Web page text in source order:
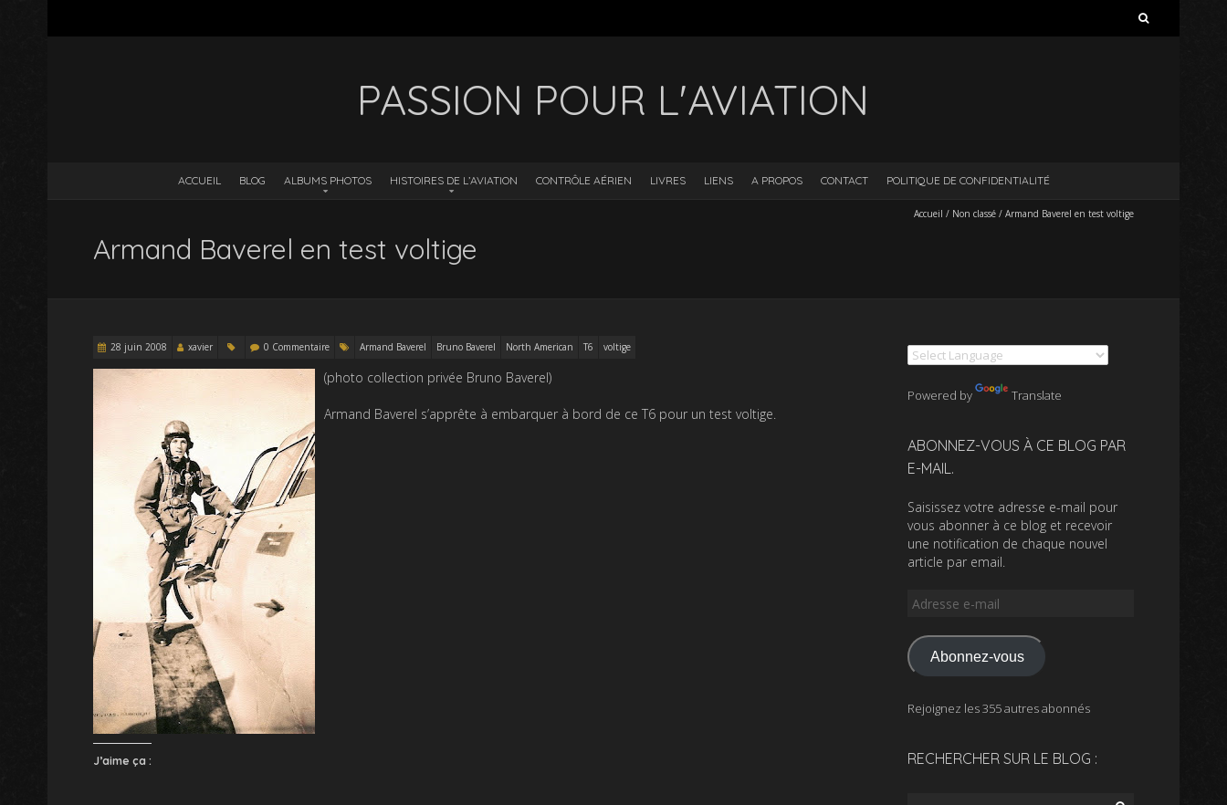
PASSION POUR L'AVIATION
ACCUEIL BLOG ALBUMS PHOTOS HISTOIRES DE L’AVIATION CONTRÔLE AÉRIEN LIVRES LIENS A PROPOS CONTACT POLITIQUE DE CONFIDENTIALITÉ
Accueil / Non classé /Armand Baverel en test voltige
Armand Baverel en test voltige
28 juin 2008 xavier 0 Commentaire Armand Baverel Bruno Baverel North American T6 voltige
(photo collection privée Bruno Baverel)
Armand Baverel s’apprête à embarquer à bord de ce T6 pour un test voltige.
J’aime ça :
Powered by Translate
ABONNEZ-VOUS À CE BLOG PAR
E-MAIL.
Saisissez votre adresse e-mail pour
vous abonner à ce blog et recevoir
une notification de chaque nouvel
article par email.
Adresse
mail
Abonnez-vous
Rejoignez les 355 autres abonnés
RECHERCHER SUR LE BLOG :